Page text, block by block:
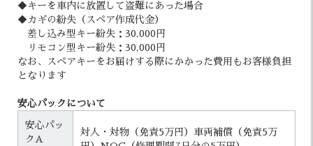
◆キーを車内に放置して盗難にあった場合
◆カギの紛失（スペア作成代金）
差し込み型キー紛失：30,000円
リモコン型キー紛失：30,000円
なお、スペアキーをお届けする際にかかった費用もお客様負担
となります
安心パックについて
安心パッ
クA
対人・対物（免責5万円）車両補償（免責5万